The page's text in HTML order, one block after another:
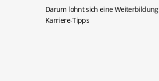
Darum lohnt sich eine Weiterbildung
Karriere-Tipps